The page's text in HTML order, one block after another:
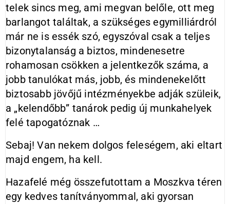
telek sincs meg, ami megvan belőle, ott meg
barlangot találtak, a szükséges egymilliárdról
már ne is essék szó, egyszóval csak a teljes
bizonytalanság a biztos, mindenesetre
rohamosan csökken a jelentkezők száma, a
jobb tanulókat más, jobb, és mindenekelőtt
biztosabb jövőjű intézményekbe adják szüleik,
a „kelendőbb” tanárok pedig új munkahelyek
felé tapogatóznak …
Sebaj! Van nekem dolgos feleségem, aki eltart
majd engem, ha kell.
Hazafelé még összefutottam a Moszkva téren
egy kedves tanítványommal, aki gyorsan